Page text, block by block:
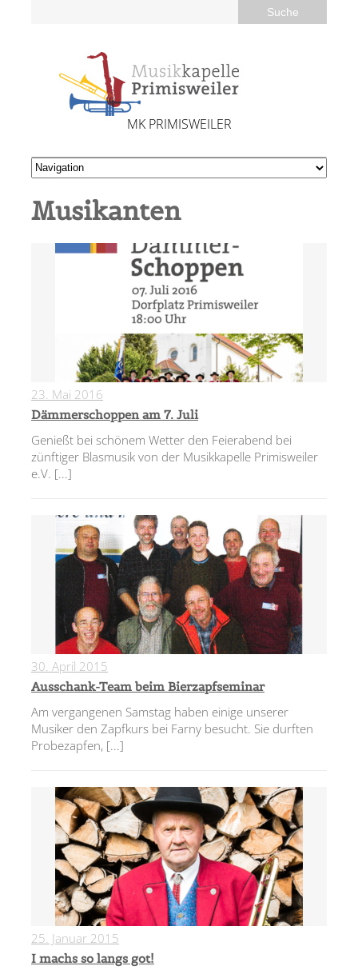
MK PRIMISWEILER
Musikanten
23. Mai 2016
Dämmerschoppen am 7. Juli
Genießt bei schönem Wetter den Feierabend bei
zünftiger Blasmusik von der Musikkapelle Primisweiler
e.V. [...]
30. April 2015
Ausschank-Team beim Bierzapfseminar
Am vergangenen Samstag haben einige unserer
Musiker den Zapfkurs bei Farny besucht. Sie durften
Probezapfen, [...]
25. Januar 2015
I machs so langs got!